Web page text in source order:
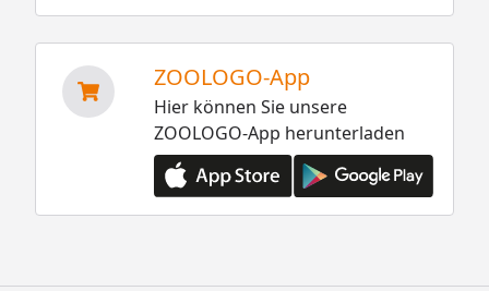
ZOOLOGO-App
Hier können Sie unsere
ZOOLOGO-App herunterladen